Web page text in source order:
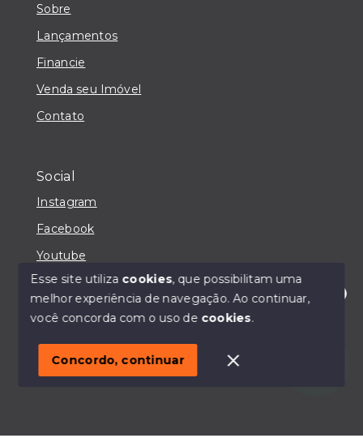
Olá! Estou disponível para te ajudar.
Sobre
Lançamentos
Financie
Venda seu Imóvel
Contato
Social
Instagram
Facebook
Youtube
© Copyright 2026 - IMOBILIÁRIA CASA MAIORI -
SITE PARA IMOBILIARIA
Esse site utiliza cookies, que possibilitam uma
melhor experiência de navegação.Ao continuar,
você concorda com o uso de cookies.
Concordo, continuar